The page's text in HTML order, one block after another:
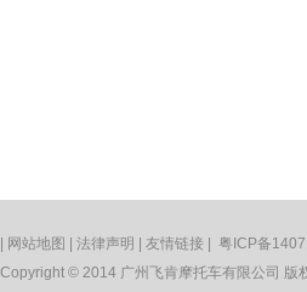
网站地图 法律声明 友情链接
粤ICP备
Copyright © 2014 广州飞肯摩托车有限公司